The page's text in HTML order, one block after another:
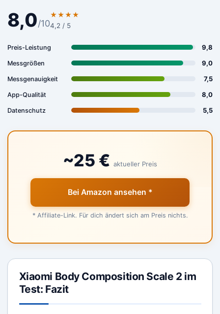
8,0/10
★★★★
4,2 / 5
Preis-Leistung 9,8
Messgrößen 9,0
Messgenauigkeit 7,5
App-Qualität 8,0
Datenschutz 5,5
~25 € aktueller Preis
Bei Amazon ansehen *
* Affiliate-Link. Für dich ändert sich am Preis nichts.
Xiaomi Body Composition Scale 2 im
Test: Fazit